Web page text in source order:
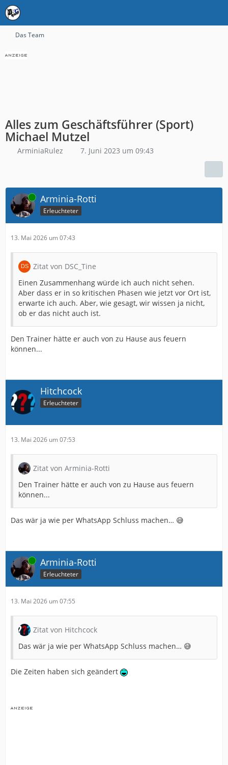
Das Team
Alles zum Geschäftsführer (Sport)
Michael Mutzel
ArminiaRulez 7. Juni 2023 um 09:43
Online Arminia-Rotti
Erleuchteter
13. Mai 2026 um 07:43
Zitat von DSC_Tine
Einen Zusammenhang würde ich auch nicht sehen.
Aber dass er in so kritischen Phasen wie jetzt vor Ort ist,
erwarte ich auch. Aber, wie gesagt, wir wissen ja nicht,
ob er das nicht auch ist.
Den Trainer hätte er auch von zu Hause aus feuern
können...
Hitchcock
Erleuchteter
13. Mai 2026 um 07:53
Zitat von Arminia-Rotti
Den Trainer hätte er auch von zu Hause aus feuern
können...
Das wär ja wie per WhatsApp Schluss machen… 😅
Online Arminia-Rotti
Erleuchteter
13. Mai 2026 um 07:55
Zitat von Hitchcock
Das wär ja wie per WhatsApp Schluss machen… 😅
Die Zeiten haben sich geändert